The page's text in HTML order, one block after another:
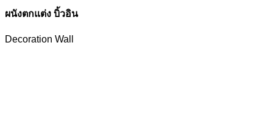
ผนังตกแต่ง บิ้วอิน
Decoration Wall